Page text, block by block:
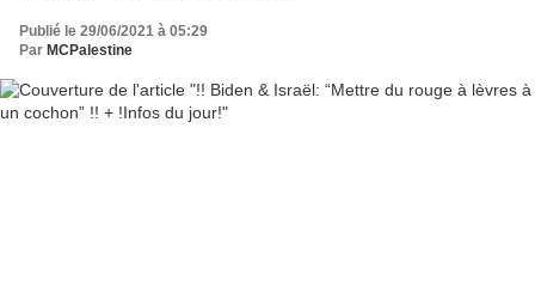
Publié le 29/06/2021 à 05:29
Par MCPalestine